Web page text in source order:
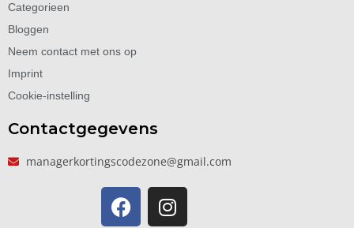
Categorieen
Bloggen
Neem contact met ons op
Imprint
Cookie-instelling
Contactgegevens
managerkortingscodezone@gmail.com